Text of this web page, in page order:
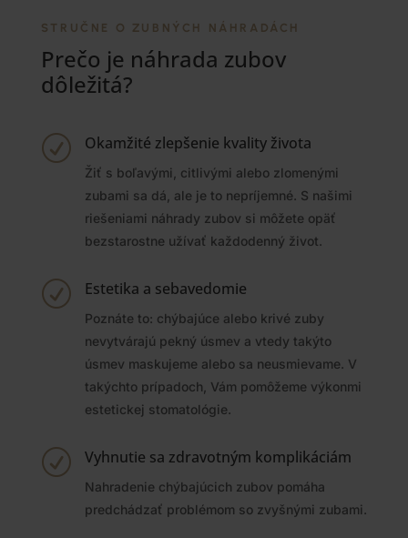
STRUČNE O ZUBNÝCH NÁHRADÁCH
Prečo je náhrada zubov
dôležitá?
R Okamžité zlepšenie kvality života
Žiť s boľavými, citlivými alebo zlomenými
zubami sa dá, ale je to nepríjemné. S našimi
riešeniami náhrady zubov si môžete opäť
bezstarostne užívať každodenný život.
R Estetika a sebavedomie
Poznáte to: chýbajúce alebo krivé zuby
nevytvárajú pekný úsmev a vtedy takýto
úsmev maskujeme alebo sa neusmievame. V
takýchto prípadoch, Vám pomôžeme výkonmi
estetickej stomatológie.
R Vyhnutie sa zdravotným komplikáciám
Nahradenie chýbajúcich zubov pomáha
predchádzať problémom so zvyšnými zubami.